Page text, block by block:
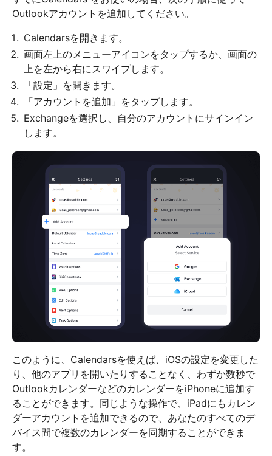
Outlookアカウントを追加してください。
Calendarsを開きます。
画面左上のメニューアイコンをタップするか、画面の
上を左から右にスワイプします。
「設定」を開きます。
「アカウントを追加」をタップします。
Exchangeを選択し、自分のアカウントにサインイン
します。
このように、Calendarsを使えば、iOSの設定を変更した
り、他のアプリを開いたりすることなく、わずか数秒で
OutlookカレンダーなどのカレンダーをiPhoneに追加す
ることができます。同じような操作で、iPadにもカレン
ダーアカウントを追加できるので、あなたのすべてのデ
バイス間で複数のカレンダーを同期することができま
す。